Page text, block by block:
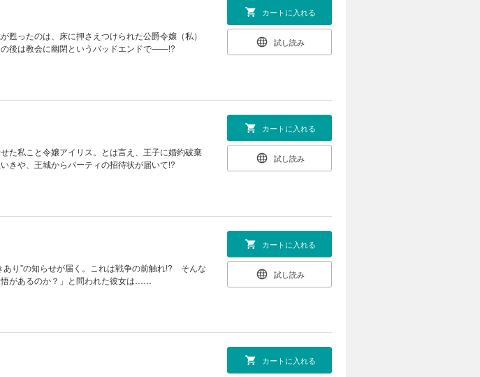
甦ったのは、床に押さえつけられた公爵令嬢（私）
後は教会に幽閉というバッドエンドで――!?
カートに入れる
試し読み
た私こと令嬢アイリス。とは言え、王子に婚約破棄
きや、王城からパーティの招待状が届いて!?
カートに入れる
試し読み
り”の知らせが届く。これは戦争の前触れ!? そんな
があるのか？」と問われた彼女は……
カートに入れる
試し読み
カートに入れる